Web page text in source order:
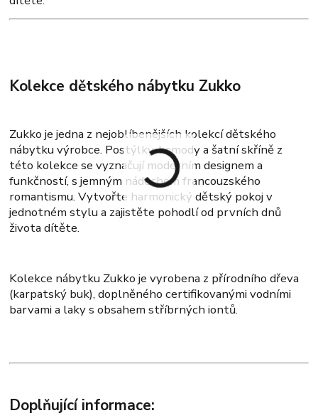
Kolekce dětského nábytku Zukko
Zukko je jedna z nejoblíbenějších kolekcí dětského
nábytku výrobce. Postýlky, komody a šatní skříně z
této kolekce se vyznačují moderním designem a
funkčností, s jemným nádechem francouzského
romantismu. Vytvořte harmonický dětský pokoj v
jednotném stylu a zajistěte pohodlí od prvních dnů
života dítěte.
Kolekce nábytku Zukko je vyrobena z přírodního dřeva
(karpatský buk), doplněného certifikovanými vodními
barvami a laky s obsahem stříbrných iontů.
Doplňující informace: